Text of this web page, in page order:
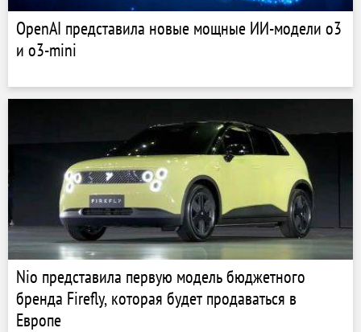
OpenAI представила новые мощные ИИ-модели o3
и o3-mini
Nio представила первую модель бюджетного
бренда Firefly, которая будет продаваться в
Европе